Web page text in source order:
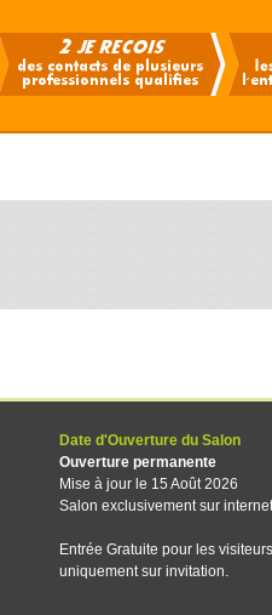
Date d'Ouverture du Salon
Ouverture permanente
Mise à jour le 15 Août 2026
Salon exclusivement sur internet
Entrée Gratuite pour les visiteurs
uniquement sur invitation.